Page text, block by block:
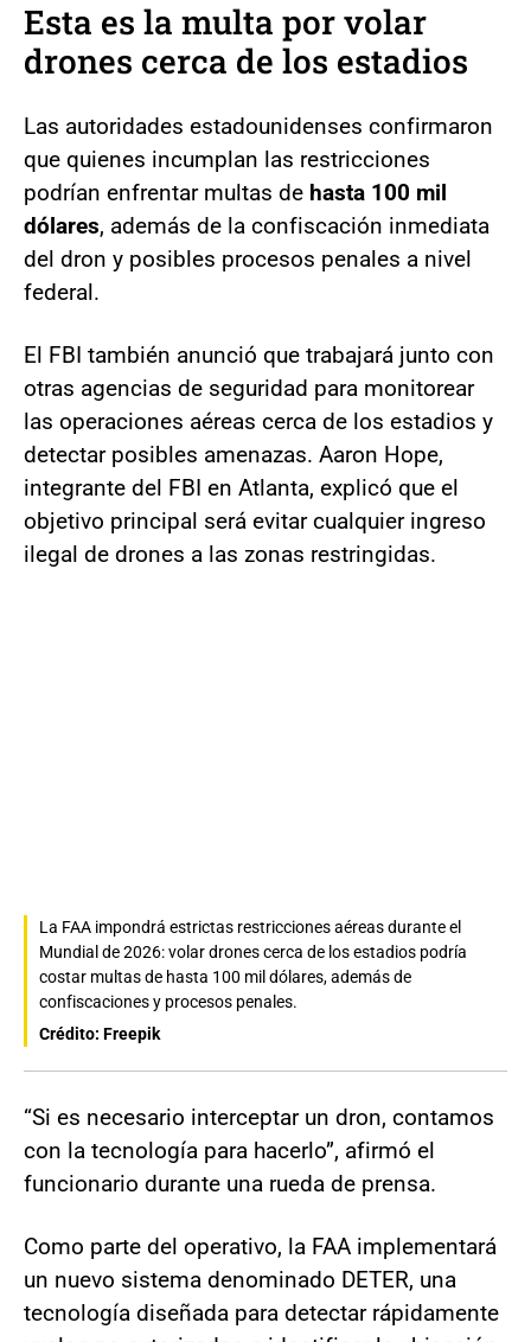
Esta es la multa por volar
drones cerca de los estadios
Las autoridades estadounidenses confirmaron
que quienes incumplan las restricciones
podrían enfrentar multas de hasta 100 mil
dólares, además de la confiscación inmediata
del dron y posibles procesos penales a nivel
federal.
El FBI también anunció que trabajará junto con
otras agencias de seguridad para monitorear
las operaciones aéreas cerca de los estadios y
detectar posibles amenazas. Aaron Hope,
integrante del FBI en Atlanta, explicó que el
objetivo principal será evitar cualquier ingreso
ilegal de drones a las zonas restringidas.
La FAA impondrá estrictas restricciones aéreas durante el
Mundial de 2026: volar drones cerca de los estadios podría
costar multas de hasta 100 mil dólares, además de
confiscaciones y procesos penales.
Crédito: Freepik
“Si es necesario interceptar un dron, contamos
con la tecnología para hacerlo”, afirmó el
funcionario durante una rueda de prensa.
Como parte del operativo, la FAA implementará
un nuevo sistema denominado DETER, una
tecnología diseñada para detectar rápidamente